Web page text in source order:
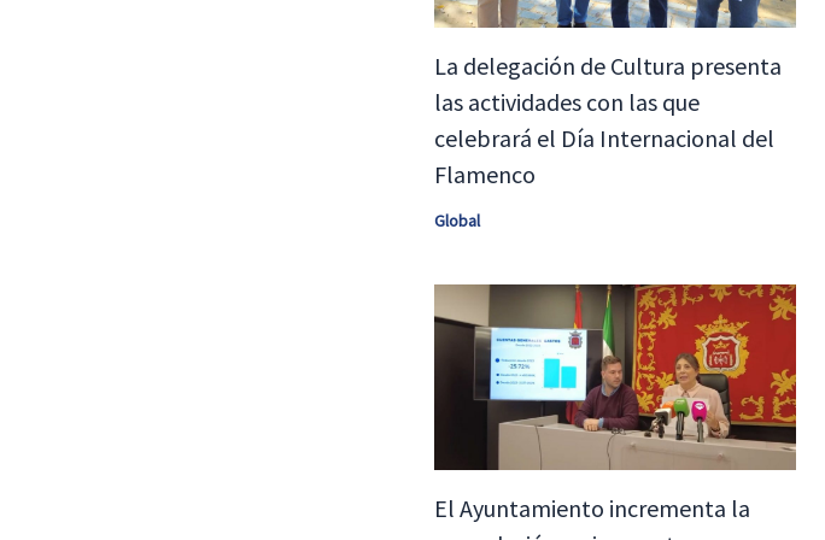
La delegación de Cultura presenta
las actividades con las que
celebrará el Día Internacional del
Flamenco
Global
El Ayuntamiento incrementa la